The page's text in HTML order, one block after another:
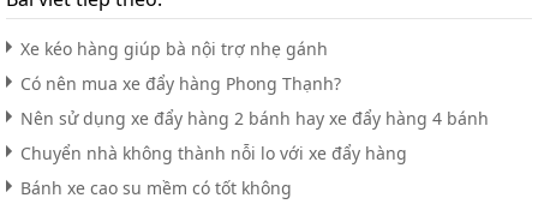
Xe kéo hàng giúp bà nội trợ nhẹ gánh
Có nên mua xe đẩy hàng Phong Thạnh?
Nên sử dụng xe đẩy hàng 2 bánh hay xe đẩy hàng 4 bánh
Chuyển nhà không thành nỗi lo với xe đẩy hàng
Bánh xe cao su mềm có tốt không